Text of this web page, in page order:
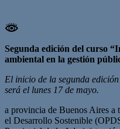
Segunda edición del curso
ambiental en la gestión
El inicio de la segunda
será el lunes 17 de mayo.
a provincia de Buenos Aires a
el Desarrollo Sostenible